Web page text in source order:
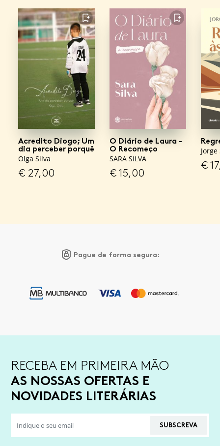
FAVORITO
Acredito Diogo; Um
dia perceber porquê
Olga Silva
€ 27,00
FAVORITO
O Diário de Laura -
O Recomeço
SARA SILVA
€15,00
€
Pague de forma segura:
RECEBA EM PRIMEIRA MÃO
AS NOSSAS OFERTAS E
NOVIDADES LITERÁRIAS
SUBSCREVA